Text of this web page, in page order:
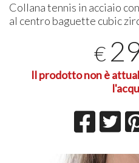
Collana tennis in acciaio
al centro baguette cubic
€
Il prodotto non è